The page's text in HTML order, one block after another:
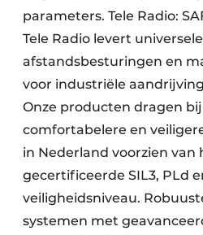
parameters. Tele Radio:
Tele Radio levert
afstandsbesturingen en
voor industriële
Onze producten dragen
comfortabelere en
in Nederland voorzien van
gecertificeerde SIL3, PLd
veiligheidsniveau.
systemen met